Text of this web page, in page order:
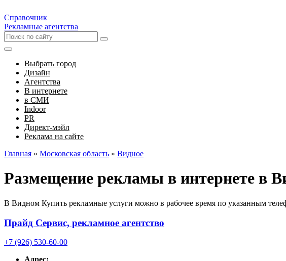
Справочник
Рекламные агентства
Выбрать город
Дизайн
Агентства
В интернете
в СМИ
Indoor
PR
Директ-мэйл
Реклама на сайте
Главная » Московская область » Видное
Размещение рекламы в интернете в
В Видном Купить рекламные услуги можно в рабочее время по указанным
Прайд Сервис, рекламное агентство
+7 (926) 530-60-00